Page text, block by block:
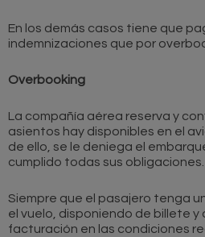
En los demás casos tiene que
indemnizaciones que por
Overbooking
La compañía aérea reserva y
asientos hay disponibles en el
de ello, se le deniega el
cumplido todas sus obligaciones.
Siempre que el pasajero tenga
el vuelo, disponiendo de billete y
facturación en las condiciones